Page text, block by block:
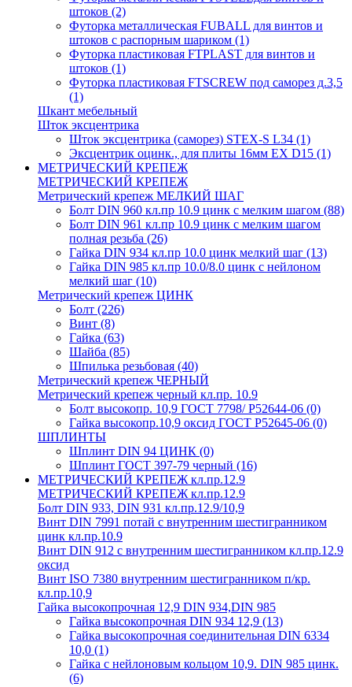
штоков (2)
Футорка металлическая FUBALL для винтов и
штоков с распорным шариком (1)
Футорка пластиковая FTPLAST для винтов и
штоков (1)
Футорка пластиковая FTSCREW под саморез д.3,5
(1)
Шкант мебельный
Шток эксцентрика
Шток эксцентрика (саморез) STEX-S L34 (1)
Эксцентрик оцинк., для плиты 16мм EX D15 (1)
МЕТРИЧЕСКИЙ КРЕПЕЖ
МЕТРИЧЕСКИЙ КРЕПЕЖ
Метрический крепеж МЕЛКИЙ ШАГ
Болт DIN 960 кл.пр 10.9 цинк с мелким шагом (88)
Болт DIN 961 кл.пр 10.9 цинк с мелким шагом
полная резьба (26)
Гайка DIN 934 кл.пр 10.0 цинк мелкий шаг (13)
Гайка DIN 985 кл.пр 10.0/8.0 цинк с нейлоном
мелкий шаг (10)
Метрический крепеж ЦИНК
Болт (226)
Винт (8)
Гайка (63)
Шайба (85)
Шпилька резьбовая (40)
Метрический крепеж ЧЕРНЫЙ
Метрический крепеж черный кл.пр. 10.9
Болт высокопр. 10,9 ГОСТ 7798/ Р52644-06 (0)
Гайка высокопр.10,9 оксид ГОСТ Р52645-06 (0)
ШПЛИНТЫ
Шплинт DIN 94 ЦИНК (0)
Шплинт ГОСТ 397-79 черный (16)
МЕТРИЧЕСКИЙ КРЕПЕЖ кл.пр.12.9
МЕТРИЧЕСКИЙ КРЕПЕЖ кл.пр.12.9
Болт DIN 933, DIN 931 кл.пр.12.9/10,9
Винт DIN 7991 потай с внутренним шестигранником
цинк кл.пр.10.9
Винт DIN 912 с внутренним шестигранником кл.пр.12.9
оксид
Винт ISO 7380 внутренним шестигранником п/кр.
кл.пр.10,9
Гайка высокопрочная 12,9 DIN 934,DIN 985
Гайка высокопрочная DIN 934 12,9 (13)
Гайка высокопрочная соединительная DIN 6334
10,0 (1)
Гайка с нейлоновым кольцом 10,9. DIN 985 цинк.
(6)